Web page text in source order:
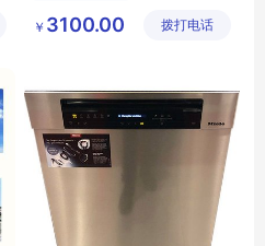
有限公司
￥ 3100.00 拨打电话